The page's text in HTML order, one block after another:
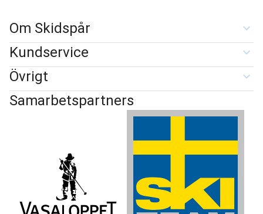
Om Skidspår
Kundservice
Övrigt
Samarbetspartners